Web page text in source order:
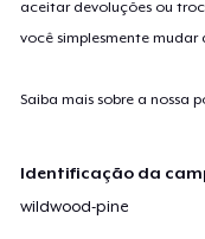
aceitar devoluções ou
você simplesmente mudar
Saiba mais sobre a nossa
Identificação da
wildwood-pine